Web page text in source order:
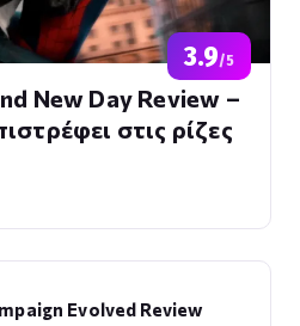
3.9/5
New Day Review –
στις ρίζες
Evolved Review